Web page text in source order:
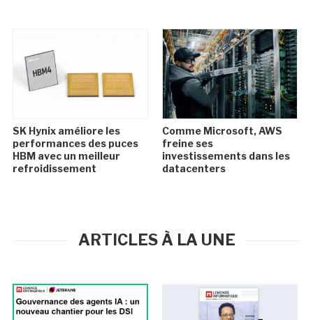
SK Hynix améliore les
performances des puces
HBM avec un meilleur
refroidissement
Comme Microsoft, AWS
freine ses
investissements dans les
datacenters
ARTICLES À LA UNE